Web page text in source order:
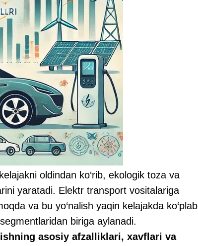
oldindan ko‘rib, ekologik toza va
yaratadi. Elektr transport vositalariga
va bu yo‘nalish yaqin kelajakda ko‘plab
biriga aylanadi.
asosiy afzalliklari, xavflari va